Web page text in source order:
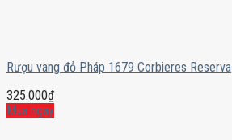
Rượu vang đỏ Pháp 1679 Corbieres Reserva
325.000₫
Mua ngay